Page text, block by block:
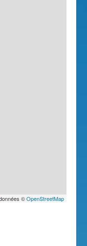
©OpenStreetMap